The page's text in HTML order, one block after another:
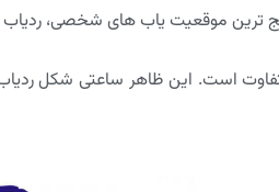
ترین موقعیت یاب های شخصی،
است. این ظاهر ساعتی شکل